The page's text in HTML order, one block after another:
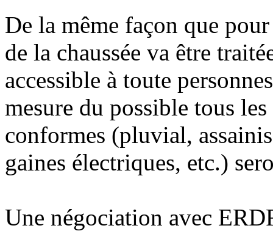
De la même façon que
de la chaussée va être
accessible à toute
mesure du possible tous
conformes (pluvial,
gaines électriques, etc.)
Une négociation avec